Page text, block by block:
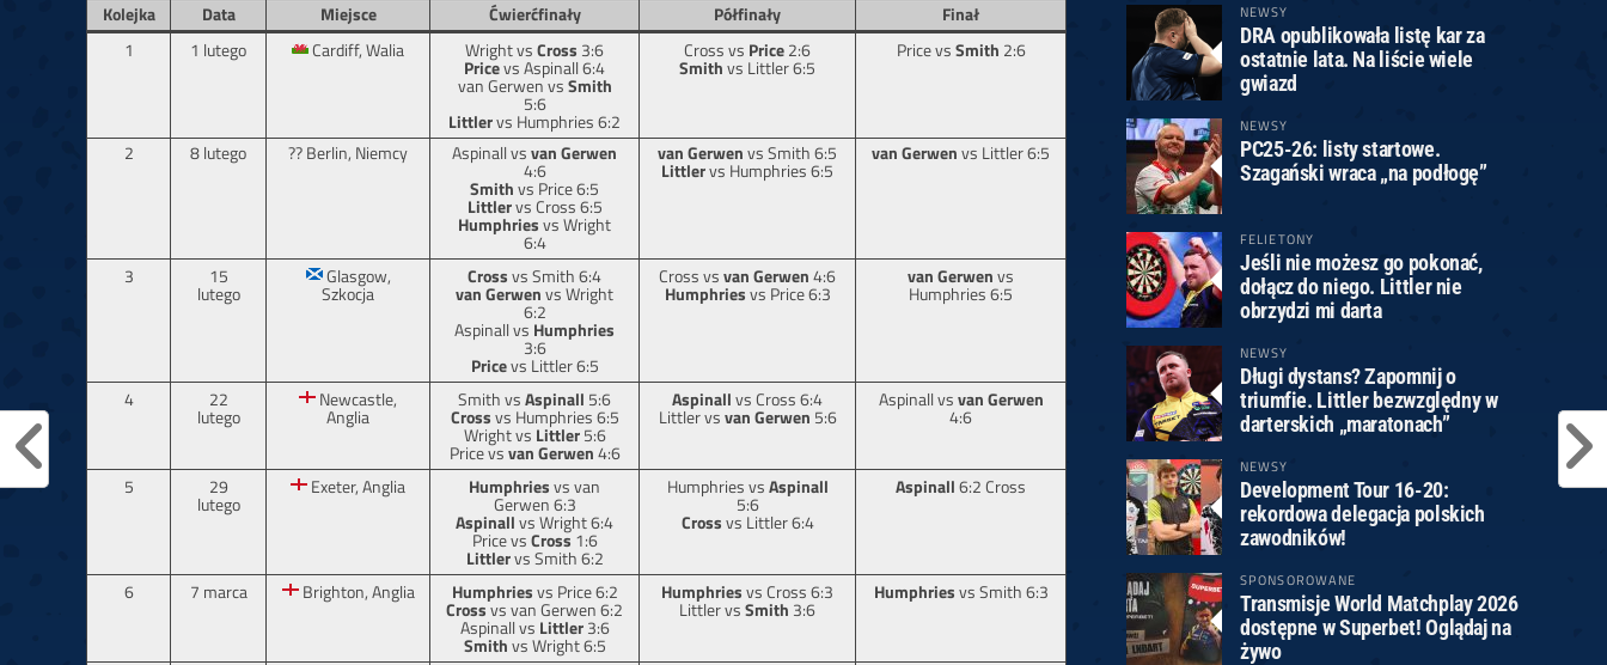
Kolejka Data Miejsce Ćwierćfinały Półfinały
Finał
1
1 lutego Cardiff, Walia Wright vsCross 3:6
Pricevs Aspinall 6:4
van Gerwen vsSmith
5:6
Littlervs Humphries 6:2
Cross vs Price2:6
Smithvs Littler 6:5
Price vsSmith 2:6
2 8 lutego ?? Berlin, Niemcy Aspinall vsvan Gerwen
4:6
Smithvs Price 6:5
Littlervs Cross 6:5
Humphriesvs Wright
6:4
van Gerwenvs Smith 6:5
Littlervs Humphries 6:5
van Gerwenvs Littler 6:5
3 15
lutego
Glasgow,
Szkocja
Crossvs Smith 6:4
van Gerwenvs Wright
6:2
Aspinall vs Humphries
3:6
Pricevs Littler 6:5
Cross vsvan Gerwen4:6
Humphriesvs Price 6:3
van Gerwenvs
Humphries 6:5
4 22
lutego
Newcastle,
Anglia
Smith vsAspinall 5:6
Crossvs Humphries 6:5
Wright vs Littler5:6
Price vsvan Gerwen4:6
Aspinallvs Cross 6:4
Littler vsvan Gerwen 5:6
Aspinall vsvan Gerwen
4:6
5 29
lutego
Exeter, Anglia Humphriesvs van
Gerwen 6:3
Aspinallvs Wright 6:4
Price vsCross1:6
Littlervs Smith 6:2
Humphries vsAspinall
5:6
Crossvs Littler 6:4
Aspinall6:2 Cross
6 7 marca Brighton, Anglia Humphriesvs Price 6:2
Crossvs van Gerwen 6:2
Aspinall vs Littler3:6
Smithvs Wright 6:5
Humphriesvs Cross 6:3
Littler vsSmith 3:6
Humphriesvs Smith 6:3
NEWSY
DRA opublikowała listę kar za
ostatnie lata. Na liście wiele
gwiazd
NEWSY
PC25-26: listy startowe.
Szagański wraca „na podłogę”
FELIETONY
Jeśli nie możesz go pokonać,
dołącz do niego. Littler nie
obrzydzi mi darta
NEWSY
Długi dystans? Zapomnij o
triumfie. Littler bezwzględny w
darterskich „maratonach”
NEWSY
Development Tour 16-20:
rekordowa delegacja polskich
zawodników!
SPONSOROWANE
Transmisje World Matchplay 2026
dostępne w Superbet! Oglądaj na
żywo